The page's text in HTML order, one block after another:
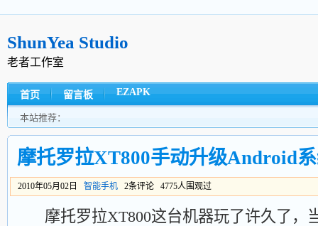
ShunYea Studio
老者工作室
首页 留言板 EZAPK
本站推荐：
摩托罗拉XT800手动升级Android
2010年05月02日 智能手机 2条评论 4775人围观过
摩托罗拉XT800这台机器玩了许久了，